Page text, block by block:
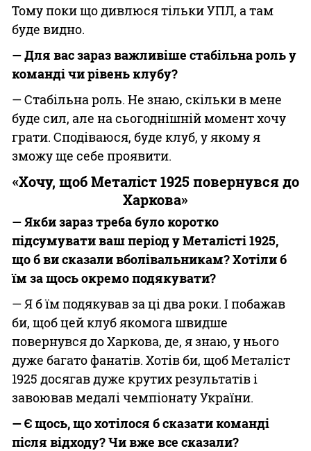
Тому поки що дивлюся тільки УПЛ, а там
буде видно.
— Для вас зараз важливіше стабільна роль у
команді чи рівень клубу?
— Стабільна роль. Не знаю, скільки в мене
буде сил, але на сьогоднішній момент хочу
грати. Сподіваюся, буде клуб, у якому я
зможу ще себе проявити.
«Хочу, щоб Металіст 1925 повернувся до
Харкова»
— Якби зараз треба було коротко
підсумувати ваш період у Металісті 1925,
що б ви сказали вболівальникам? Хотіли б
їм за щось окремо подякувати?
— Я б їм подякував за ці два роки. І побажав
би, щоб цей клуб якомога швидше
повернувся до Харкова, де, я знаю, у нього
дуже багато фанатів. Хотів би, щоб Металіст
1925 досягав дуже крутих результатів і
завоював медалі чемпіонату України.
— Є щось, що хотілося б сказати команді
після відходу? Чи вже все сказали?